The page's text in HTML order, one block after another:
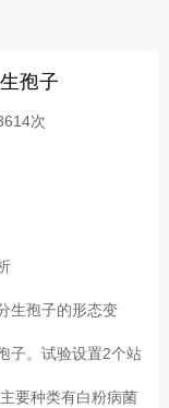
孢子
次
生孢子的形态变
子。试验设置2个站
要种类有白粉病菌